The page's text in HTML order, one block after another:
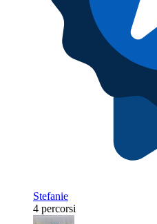
Stefanie
4 percorsi